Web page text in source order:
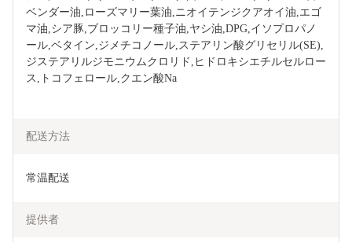
ベンダー油,ローズマリー葉油,ニオイテンジクアオイ油,エゴ
マ油,シア豚,ブロッコリー種子油,ヤシ油,DPG,イソプロパノ
ール,ベタイン,ジメチコノール,ステアリン酸グリセリル(SE),
ジステアリルジモニウムクロリド,ヒドロキシエチルセルロー
ス,トコフェロール,クエン酸Na
配送方法
常温配送
提供者